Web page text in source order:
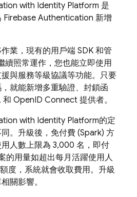
with Identity Platform 是
Firebase Authentication 新增
業，現有的用戶端 SDK 和管
續照常運作，您也能立即使用
與服務等級協議等功能。只要
就能新增多重驗證、封鎖函
OpenID Connect 提供者。
with Identity Platform的定
。升級後，免付費 (Spark) 方
人數上限為 3,000 名，即付
的用量如超出每月活躍使用人
度，系統就會收取費用。升級
關影響。